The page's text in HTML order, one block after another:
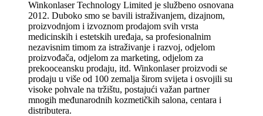
Winkonlaser Technology Limited je službeno osnovana
2012. Duboko smo se bavili istraživanjem, dizajnom,
proizvodnjom i izvoznom prodajom svih vrsta
medicinskih i estetskih uređaja, sa profesionalnim
nezavisnim timom za istraživanje i razvoj, odjelom
proizvođača, odjelom za marketing, odjelom za
prekooceansku prodaju, itd. Winkonlaser proizvodi se
prodaju u više od 100 zemalja širom svijeta i osvojili su
visoke pohvale na tržištu, postajući važan partner
mnogih međunarodnih kozmetičkih salona, ​​centara i
distributera.